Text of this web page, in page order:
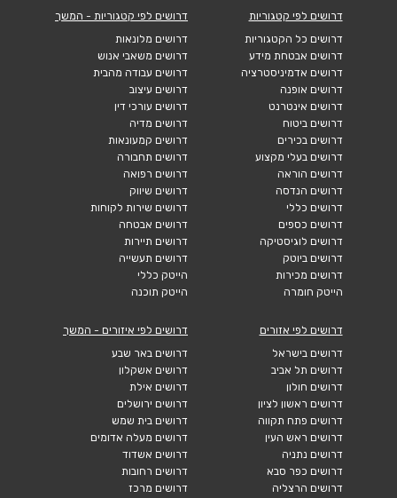
דרושים לפי קטגוריות
דרושים כל הקטגוריות
דרושים אבטחת מידע
דרושים אדמיניסטרציה
דרושים אופנה
דרושים אינטרנט
דרושים ביטוח
דרושים בכירים
דרושים בעלי מקצוע
דרושים הוראה
דרושים הנדסה
דרושים כללי
דרושים כספים
דרושים לוגיסטיקה
דרושים ביוטק
דרושים מכירות
הייטק חומרה
דרושים לפי קטגוריות - המשך
דרושים מלונאות
דרושים משאבי אנוש
דרושים עבודה מהבית
דרושים עיצוב
דרושים עורכי דין
דרושים מדיה
דרושים קמעונאות
דרושים תחבורה
דרושים רפואה
דרושים שיווק
דרושים שירות לקוחות
דרושים אבטחה
דרושים תיירות
דרושים תעשייה
הייטק כללי
הייטק תוכנה
דרושים לפי אזורים
דרושים בישראל
דרושים תל אביב
דרושים חולון
דרושים ראשון לציון
דרושים פתח תקווה
דרושים ראש העין
דרושים נתניה
דרושים כפר סבא
דרושים הרצליה
דרושים לפי איזורים - המשך
דרושים באר שבע
דרושים אשקלון
דרושים אילת
דרושים ירושלים
דרושים בית שמש
דרושים מעלה אדומים
דרושים אשדוד
דרושים רחובות
דרושים מרכז